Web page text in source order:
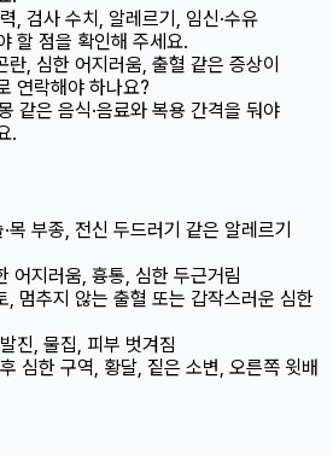
, 검사 수치, 알레르기, 임신·수유
할 점을 확인해 주세요.
, 심한 어지러움, 출혈 같은 증상이
연락해야 하나요?
같은 음식·음료와 복용 간격을 둬야
.
목 부종, 전신 두드러기 같은 알레르기
어지러움, 흉통, 심한 두근거림
, 멈추지 않는 출혈 또는 갑작스러운 심한
진, 물집, 피부 벗겨짐
심한 구역, 황달, 짙은 소변, 오른쪽 윗배